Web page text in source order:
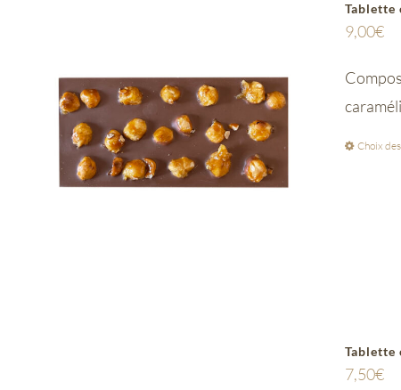
Tablette
9,00€
Choix
Tablette
7,50€